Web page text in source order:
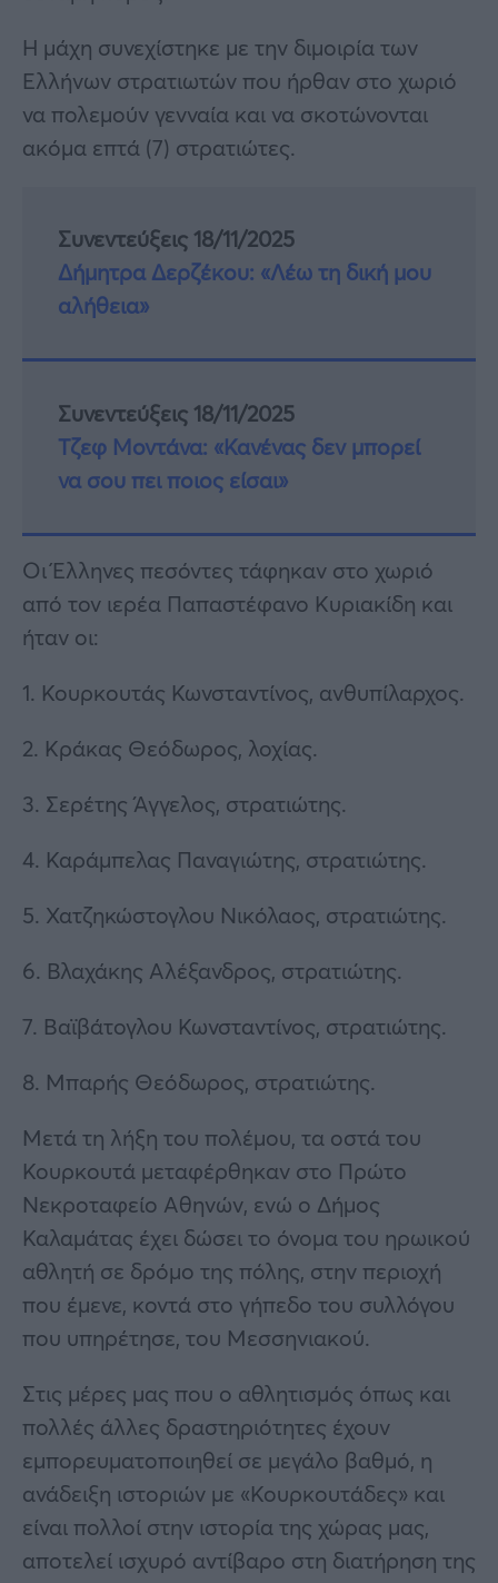
Η μάχη συνεχίστηκε με την διμοιρία των
Ελλήνων στρατιωτών που ήρθαν στο χωριό
να πολεμούν γενναία και να σκοτώνονται
ακόμα επτά (7) στρατιώτες.
Συνεντεύξεις 18/11/2025
Δήμητρα Δερζέκου: «Λέω τη δική μου
αλήθεια»
Συνεντεύξεις 18/11/2025
Τζεφ Μοντάνα: «Κανένας δεν μπορεί
να σου πει ποιος είσαι»
Οι Έλληνες πεσόντες τάφηκαν στο χωριό
από τον ιερέα Παπαστέφανο Κυριακίδη και
ήταν οι:
1. Κουρκουτάς Κωνσταντίνος, ανθυπίλαρχος.
2. Κράκας Θεόδωρος, λοχίας.
3. Σερέτης Άγγελος, στρατιώτης.
4. Καράμπελας Παναγιώτης, στρατιώτης.
5. Χατζηκώστογλου Νικόλαος, στρατιώτης.
6. Βλαχάκης Αλέξανδρος, στρατιώτης.
7. Βαϊβάτογλου Κωνσταντίνος, στρατιώτης.
8. Μπαρής Θεόδωρος, στρατιώτης.
Μετά τη λήξη του πολέμου, τα οστά του
Κουρκουτά μεταφέρθηκαν στο Πρώτο
Νεκροταφείο Αθηνών, ενώ ο Δήμος
Καλαμάτας έχει δώσει το όνομα του ηρωικού
αθλητή σε δρόμο της πόλης, στην περιοχή
που έμενε, κοντά στο γήπεδο του συλλόγου
που υπηρέτησε, του Μεσσηνιακού.
Στις μέρες μας που ο αθλητισμός όπως και
πολλές άλλες δραστηριότητες έχουν
εμπορευματοποιηθεί σε μεγάλο βαθμό, η
ανάδειξη ιστοριών με «Κουρκουτάδες» και
είναι πολλοί στην ιστορία της χώρας μας,
αποτελεί ισχυρό αντίβαρο στη διατήρηση της